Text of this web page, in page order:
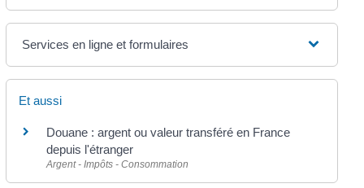
Services en ligne et formulaires
Et aussi
Douane : argent ou valeur transféré en France
depuis l'étranger
Argent - Impôts - Consommation